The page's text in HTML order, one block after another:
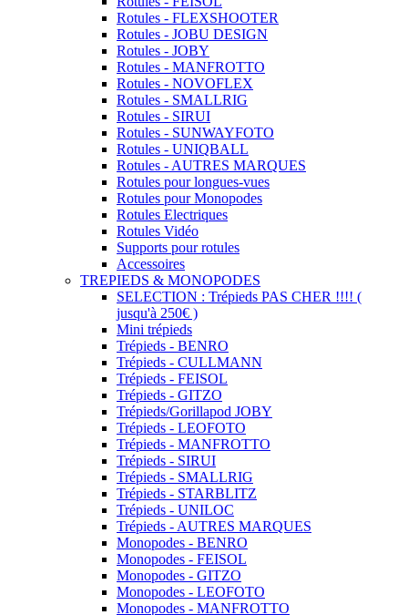
Rotules - FLEXSHOOTER
Rotules - JOBU DESIGN
Rotules - JOBY
Rotules - MANFROTTO
Rotules - NOVOFLEX
Rotules - SMALLRIG
Rotules - SIRUI
Rotules - SUNWAYFOTO
Rotules - UNIQBALL
Rotules - AUTRES MARQUES
Rotules pour longues-vues
Rotules pour Monopodes
Rotules Electriques
Rotules Vidéo
Supports pour rotules
Accessoires
TREPIEDS & MONOPODES
SELECTION : Trépieds PAS CHER !!!! (
jusqu'à 250€ )
Mini trépieds
Trépieds - BENRO
Trépieds - CULLMANN
Trépieds - FEISOL
Trépieds - GITZO
Trépieds/Gorillapod JOBY
Trépieds - LEOFOTO
Trépieds - MANFROTTO
Trépieds - SIRUI
Trépieds - SMALLRIG
Trépieds - STARBLITZ
Trépieds - UNILOC
Trépieds - AUTRES MARQUES
Monopodes - BENRO
Monopodes - FEISOL
Monopodes - GITZO
Monopodes - LEOFOTO
Monopodes - MANFROTTO